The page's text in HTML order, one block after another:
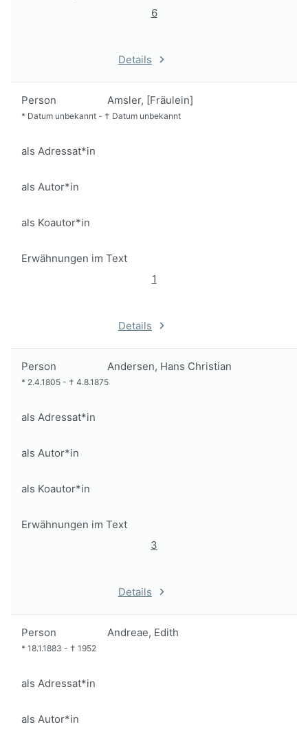
6
Details
Person Amsler, [Fräulein]
* Datum unbekannt - † Datum unbekannt
als Adressat*in
als Autor*in
als Koautor*in
Erwähnungen im Text
1
Details
Person Andersen, Hans Christian
* 2.4.1805 - † 4.8.1875
als Adressat*in
als Autor*in
als Koautor*in
Erwähnungen im Text
3
Details
Person Andreae, Edith
* 18.1.1883 - † 1952
als Adressat*in
als Autor*in